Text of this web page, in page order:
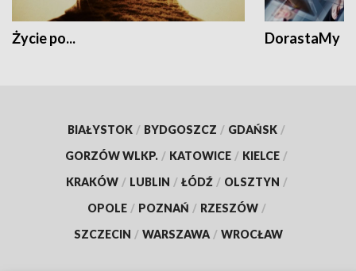
Życie po... DorastaMy
BIAŁYSTOK / BYDGOSZCZ / GDAŃSK /
GORZÓW WLKP. / KATOWICE / KIELCE /
KRAKÓW / LUBLIN / ŁÓDŹ / OLSZTYN /
OPOLE / POZNAŃ / RZESZÓW /
SZCZECIN / WARSZAWA / WROCŁAW